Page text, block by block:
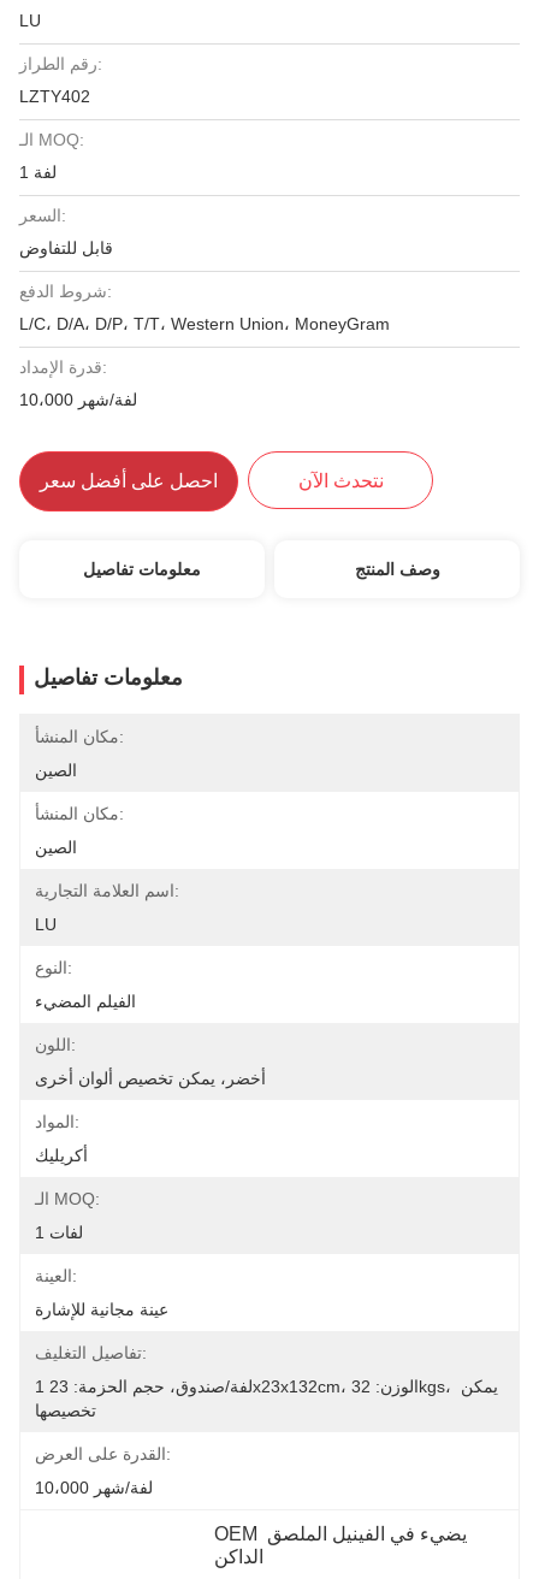
LU
رقم الطراز:
LZTY402
الـ MOQ:
1 لفة
السعر:
قابل للتفاوض
شروط الدفع:
L/C، D/A، D/P، T/T، Western Union، MoneyGram
قدرة الإمداد:
10،000 لفة/شهر
احصل على أفضل سعر نتحدث الآن
معلومات تفاصيل وصف المنتج
معلومات تفاصيل
مكان المنشأ:
الصين
مكان المنشأ:
الصين
اسم العلامة التجارية:
LU
النوع:
الفيلم المضيء
اللون:
أخضر، يمكن تخصيص ألوان أخرى
المواد:
أكريليك
الـ MOQ:
1 لفات
العينة:
عينة مجانية للإشارة
تفاصيل التغليف:
1 لفة/صندوق، حجم الحزمة: 23x23x132cm، الوزن: 32kgs، يمكن
تخصيصها
القدرة على العرض:
10،000 لفة/شهر
OEM يضيء في الفينيل الملصق
الداكن